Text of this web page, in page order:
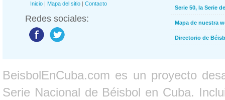
Inicio | Mapa del sitio | Contacto
Redes sociales:
Serie 50, la Serie
Mapa de nuestra
Directorio de
BeisbolEnCuba.com es un proyecto
Serie Nacional de Béisbol en Cuba.